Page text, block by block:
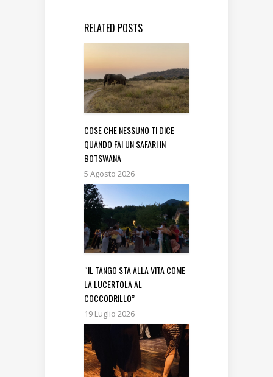
RELATED POSTS
COSE CHE NESSUNO TI DICE
QUANDO FAI UN SAFARI IN
BOTSWANA
5 Agosto 2026
“IL TANGO STA ALLA VITA COME
LA LUCERTOLA AL
COCCODRILLO”
19 Luglio 2026